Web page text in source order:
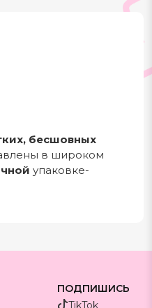
бесшовных
в широком
упаковке-
ПОДПИШИСЬ
TikTok